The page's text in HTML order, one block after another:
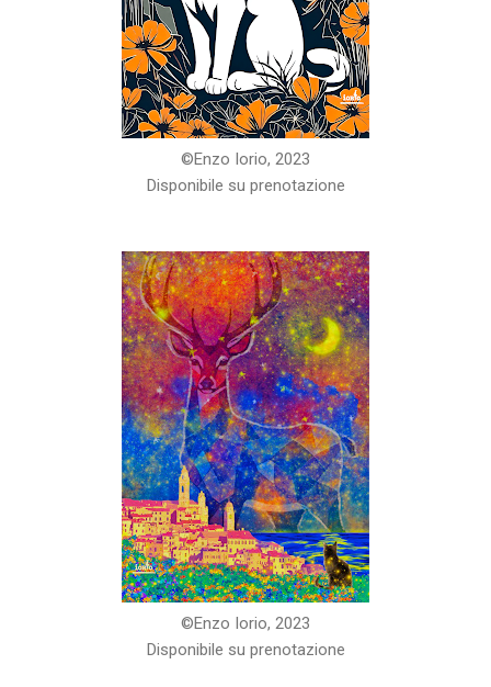
©️Enzo Iorio, 2023
Disponibile su prenotazione
©️Enzo Iorio, 2023
Disponibile su prenotazione